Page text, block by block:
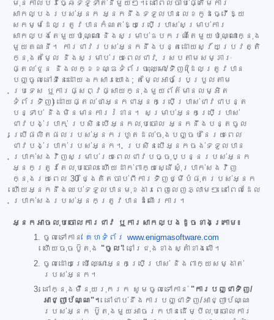
មុនកាលបរិច្ឆេទទូទាត់នីមួយៗ។ នៅពេលចាប់ផ្តើមការ
សាកល្បងរបស់អ្នក អ្នកនឹងទទួលបានលេខកូដធ្វើឱ្យ
សកម្មដែលត្រូវបានកំណត់ឱ្យប្រើប្រាស់សម្រាប់ការ
សាកល្បងតែមួយប៉ុណ្ណោះ និងសម្រាប់ឧបករណ៍តែមួយប៉ុណ្ណោះក្នុង
មួយគណនី។ ការជាវរបស់អ្នកនឹងបន្តដោយស្វ័យប្រវត្តិ
ក្នុងតម្លៃ និងសម្រាប់រយៈពេលជាវ ស្របតាមសម្ភារៈ
ផ្តល់ជូន និងលក្ខខណ្ឌទំព័រចុះឈ្មោះ/ទិញ (ដែលត្រូវបាន
បញ្ចូលនៅទីនេះដោយឯកសារយោង; តម្លៃអាចប្រែប្រួលតាម
ប្រទេស ឬការផ្សព្វផ្សាយក្នុងមួយព័ត៌មានលម្អិត
ទំព័រទិញ) ដោយផ្តល់ថាអ្នកជាអ្នកប្រើប្រាស់ជាវជាបន្ត
បន្ទាប់ និងមិនមានការរំខាន។ សម្រាប់អ្នកប្រើប្រាស់
ជាវបង់ប្រាក់ ប្រសិនបើអ្នកលុបចោល អ្នកនឹងបន្តចូល
ប្រើផលិតផលរបស់អ្នករហូតដល់ចុងបញ្ចប់នៃរយៈពេល
ជាវបង់ប្រាក់របស់អ្នក។ ប្រសិនបើអ្នកចង់ទទួលបាន
ប្រាក់សងវិញសម្រាប់រយៈពេលជាវបច្ចុប្បន្នរបស់អ្នក
អ្នកត្រូវតែលុបចោល ហើយដាក់ពាក្យស្នើសុំប្រាក់សងវិញ
ក្នុងរយៈពេល 30 ថ្ងៃគិតចាប់ពីការទិញថ្មីបំផុតរបស់អ្នក
ហើយអ្នកនឹងឈប់ទទួលបានមុខងារពេញលេញភ្លាមៗ នៅពេលដែល
ប្រាក់សងរបស់អ្នកត្រូវបានដំណើរការ។
អ្នកអាចលុបចោលការជាវ ឬការសាកល្បងដូចខាងក្រោម៖
ចូលទៅកាន់ គេហទំព័រ www.enigmasoftware.com
ហើយចុចប៊ូតុង "ចូល" នៅជ្រុងខាងស្តាំខាងលើ។
ចូលដោយប្រើឈ្មោះអ្នកប្រើប្រាស់ និងពាក្យសម្ងាត់
របស់អ្នក។
នៅក្នុងម៉ឺនុយរុករក សូមចូលទៅកាន់ "ការបញ្ជាទិញ/
អាជ្ញាប័ណ្ណ"។ នៅជាប់នឹងការបញ្ជាទិញ/អាជ្ញាប័ណ្ណ
របស់អ្នក ប៊ូតុងមួយអាចរកបានដើម្បីលុបចោលការ